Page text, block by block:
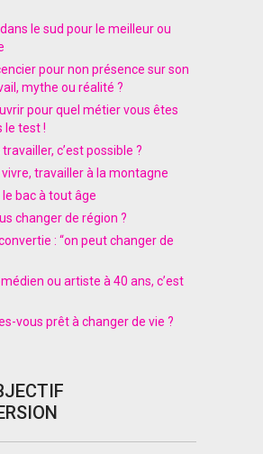
le sud pour le meilleur ou
pour non présence sur son
mythe ou réalité ?
pour quel métier vous êtes
le test !
c’est possible ?
vivre, travailler à la montagne
le bac à tout âge
changer de région ?
: “on peut changer de
ou artiste à 40 ans, c’est
vous prêt à changer de vie ?